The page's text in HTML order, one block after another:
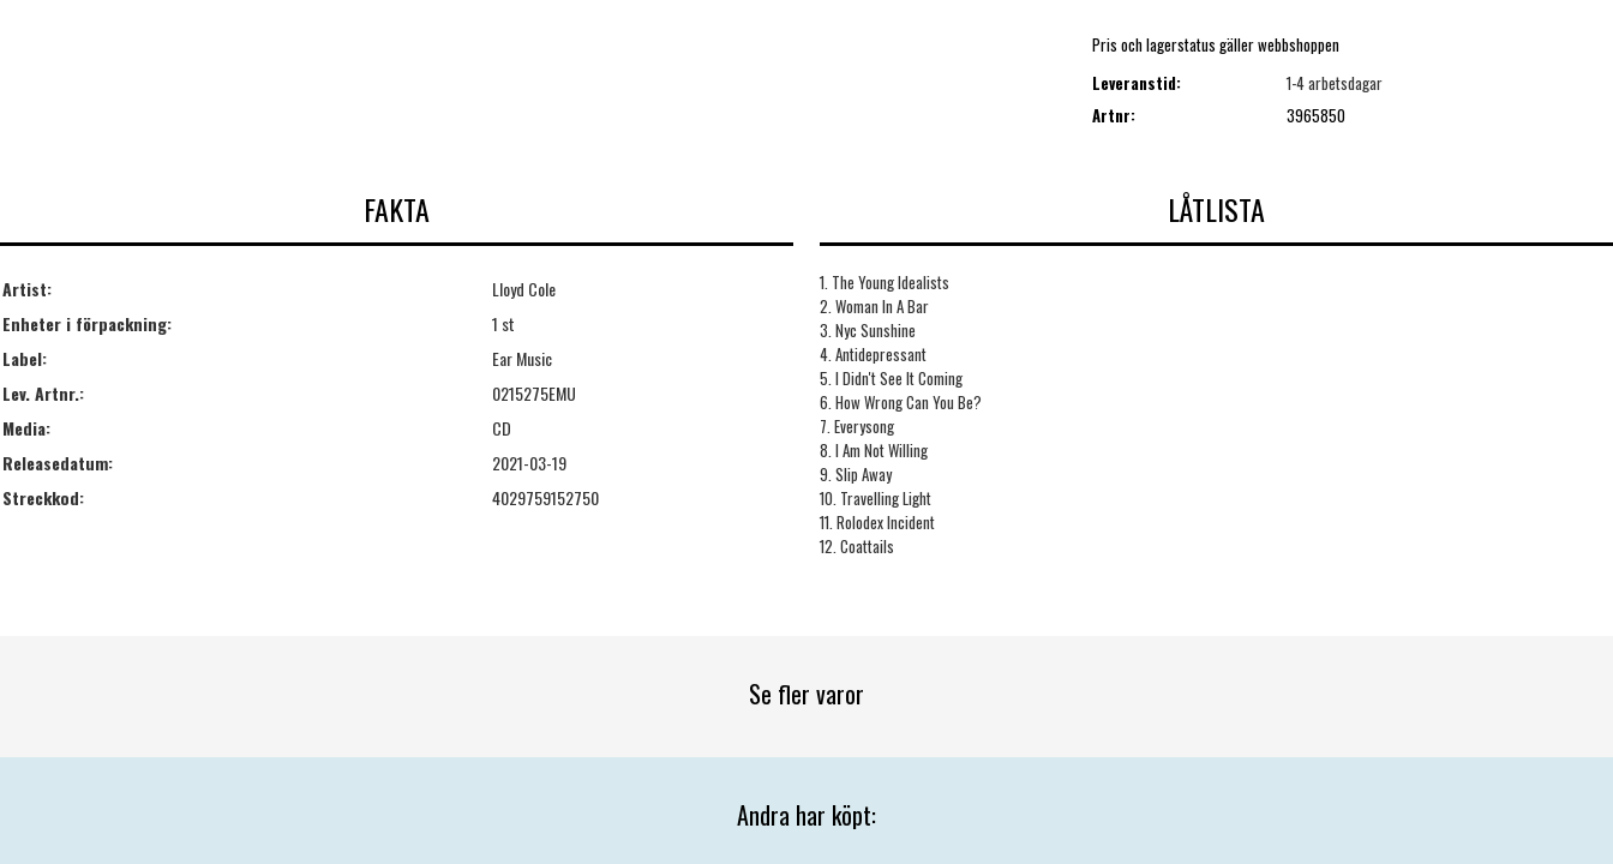
Pris och lagerstatus gäller webbshoppen
Leveranstid:
1-4 arbetsdagar
Artnr:
3965850
FAKTA
Artist:
Lloyd Cole
Enheter i förpackning:
1 st
Label:
Ear Music
Lev. Artnr.:
0215275EMU
Media:
CD
Releasedatum:
2021-03-19
Streckkod:
4029759152750
LÅTLISTA
1. The Young Idealists
2. Woman In A Bar
3. Nyc Sunshine
4. Antidepressant
5. I Didn't See It Coming
6. How Wrong Can You Be?
7. Everysong
8. I Am Not Willing
9. Slip Away
10. Travelling Light
11. Rolodex Incident
12. Coattails
Se fler varor
Andra har köpt: